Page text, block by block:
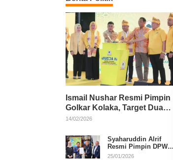
Ismail Nushar Resmi Pimpin
Golkar Kolaka, Target Dua
Kursi per Dapil
14/02/2026
Syaharuddin Alrif
Resmi Pimpin DPW
NasDem Sulsel
25/01/2026